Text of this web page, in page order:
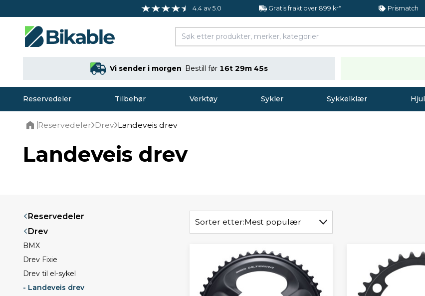
4.4 av 5.0 Gratis frakt over 899 kr* Prismatch
Vi sender i morgen Bestill før 16t 29m 44s
Reservedeler Tilbehør Verktøy Sykler Sykkelklær Hjul
Reservedeler Drev Landeveis drev
Landeveis drev
Reservedeler
Drev
BMX
Drev Fixie
Drev til el-sykel
- Landeveis drev
Sorter etter:Mest populær